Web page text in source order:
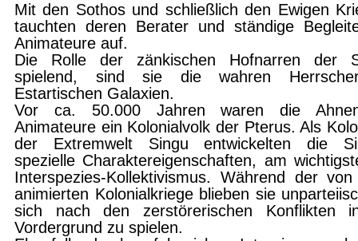
Mit den Sothos und schließlich den Ewigen
tauchten deren Berater und ständige
Animateure auf.
Die Rolle der zänkischen Hofnarren der
spielend, sind sie die wahren
Estartischen Galaxien.
Vor ca. 50.000 Jahren waren die
Animateure ein Kolonialvolk der Pterus. Als
der Extremwelt Singu entwickelten die
spezielle Charaktereigenschaften, am
Interspezies-Kollektivismus. Während der
animierten Kolonialkriege blieben sie
sich nach den zerstörerischen Konflikten
Vordergrund zu spielen.